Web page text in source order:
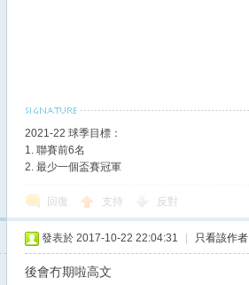
2021-22 球季目標：
1. 聯賽前6名
2. 最少一個盃賽冠軍
回復 支持 反對
發表於 2017-10-22 22:04:31 只看該作者
後會冇期啦高文